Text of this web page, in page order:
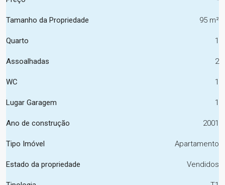
Tamanho da Propriedade 95 m²
Quarto 1
Assoalhadas 2
WC 1
Lugar Garagem 1
Ano de construção 2001
Tipo Imóvel Apartamento
Estado da propriedade Vendidos